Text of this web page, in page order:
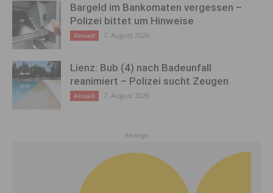
Bargeld im Bankomaten vergessen –
Polizei bittet um Hinweise
Aktuell 7. August 2026
Lienz: Bub (4) nach Badeunfall
reanimiert – Polizei sucht Zeugen
Aktuell 7. August 2026
Anzeige